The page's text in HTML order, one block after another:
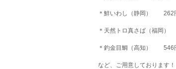
＊鮮いわし（静岡） 262
＊天然トロ真さば（福岡
＊釣金目鯛（高知） 546
など、ご用意しております！